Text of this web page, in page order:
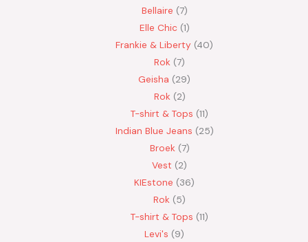
Bellaire 7
Elle Chic 1
Frankie & Liberty 40
Rok 7
Geisha
29
Rok 2
T-shirt & Tops 11
Indian Blue Jeans 25
Broek 7
Vest
2
KIEstone
36
Rok 5
T-shirt & Tops 11
Levi's
9